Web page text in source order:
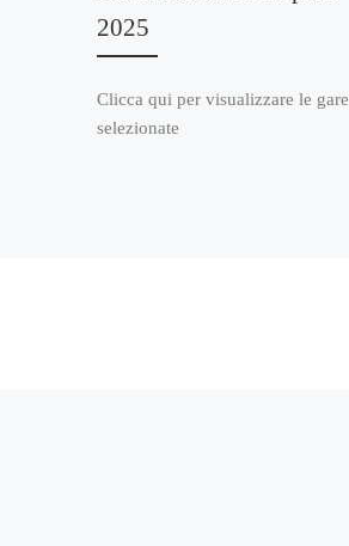
2025
Clicca qui per visualizzare le gare
selezionate